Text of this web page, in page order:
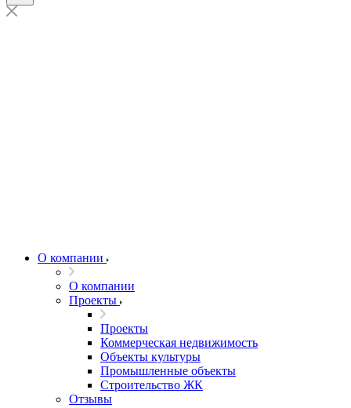
О компании
О компании
Проекты
Проекты
Коммерческая недвижимость
Объекты культуры
Промышленные объекты
Строительство ЖК
Отзывы